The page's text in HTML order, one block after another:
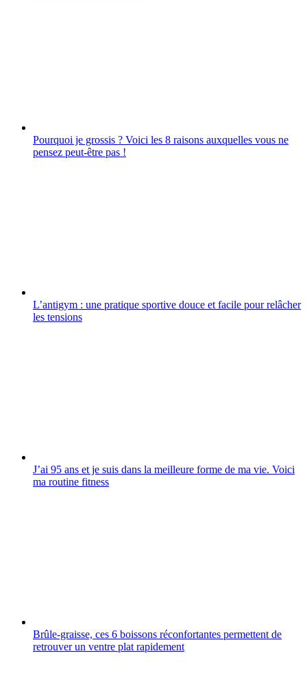
Pourquoi je grossis ? Voici les 8 raisons auxquelles vous ne
pensez peut-être pas !
L’antigym : une pratique sportive douce et facile pour relâcher
les tensions
J’ai 95 ans et je suis dans la meilleure forme de ma vie. Voici
ma routine fitness
Brûle-graisse, ces 6 boissons réconfortantes permettent de
retrouver un ventre plat rapidement